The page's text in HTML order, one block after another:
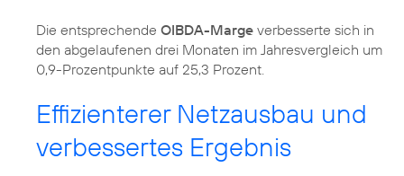
Die entsprechende OIBDA-Marge verbesserte sich in
den abgelaufenen drei Monaten im Jahresvergleich um
0,9-Prozentpunkte auf 25,3 Prozent.
Effizienterer Netzausbau und
verbessertes Ergebnis